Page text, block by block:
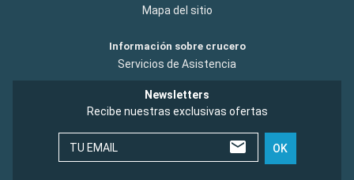
Mapa del sitio
Información sobre crucero
Servicios de Asistencia
Newsletters
Recibe nuestras exclusivas ofertas
TU EMAIL OK